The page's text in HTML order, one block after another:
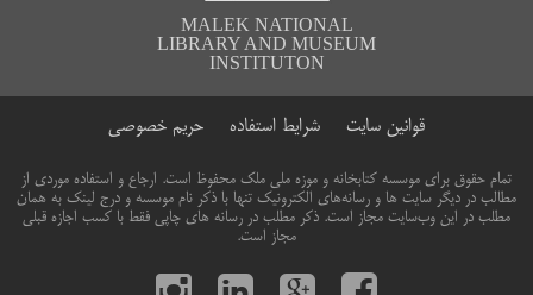
MALEK NATIONAL
LIBRARY AND MUSEUM
INSTITUTON
قوانین سایت شرایط استفاده حریم خصوصی
تمام حقوق برای موسسه کتابخانه و موزه ملی ملک محفوظ است. ارجاع و استفاده موردی از
مطالب در دیگر سایت ها و رسانه‌های الکترونیک تنها با ذکر نام موسسه و درج لینک به همان
مطلب در این وب‌سایت مجاز است. ذکر مطلب در رسانه های چاپی فقط با کسب اجازه قبلی
مجاز است.